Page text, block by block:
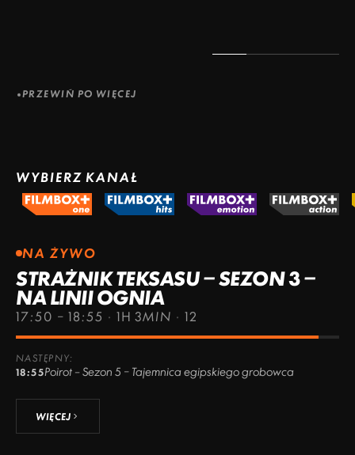
PRZEWIŃ PO WIĘCEJ
WYBIERZ KANAŁ
NA ŻYWO
STRAŻNIK TEKSASU – SEZON 3 –
NA LINII OGNIA
17:50 – 18:55 · 1H 3MIN · 12
NASTĘPNY:
18:55Poirot – Sezon 5 – Tajemnica egipskiego grobowca
WIĘCEJ